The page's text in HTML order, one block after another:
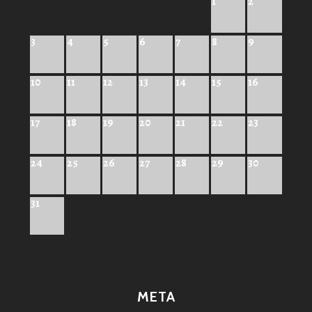
3 4 5 6 7 8 9
10 11 12 13 14 15 16
17 18 19 20 21 22 23
24 25 26 27 28 29 30
31
META